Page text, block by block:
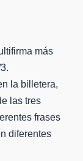
más
la billetera,
las tres
frases
diferentes